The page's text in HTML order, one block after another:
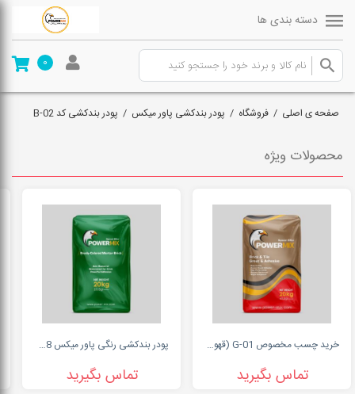
دسته بندی ها
0
صفحه ی اصلی / فروشگاه / پودر بندکشی پاور میکس / پودر بندکشی کد B-02
محصولات ویژه
خرید چسب مخصوص G-01 (قهوه ای) - پاورمیکس
تماس بگیرید
پودر بندکشی رنگی پاور میکس 09127511808
تماس بگیرید